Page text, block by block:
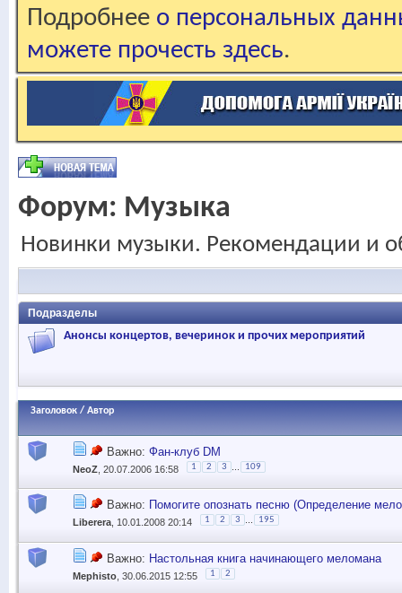
Подробнее о персональных
можете прочесть здесь.
Форум: Музыка
Новинки музыки. Рекомендации и
Подразделы
Анонсы концертов, вечеринок и прочих мероприятий
Заголовок / Автор
Важно: Фан-клуб DM
NeoZ , 20.07.2006 16:58 1 2 3 109
Важно: Помогите опознать песню (Определение
Liberera , 10.01.2008 20:14 1 2 3 195
Важно: Настольная книга начинающего меломана
Mephisto , 30.06.2015 12:55 1 2